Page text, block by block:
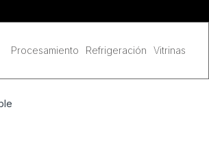
Procesamiento Refrigeración Vitrinas